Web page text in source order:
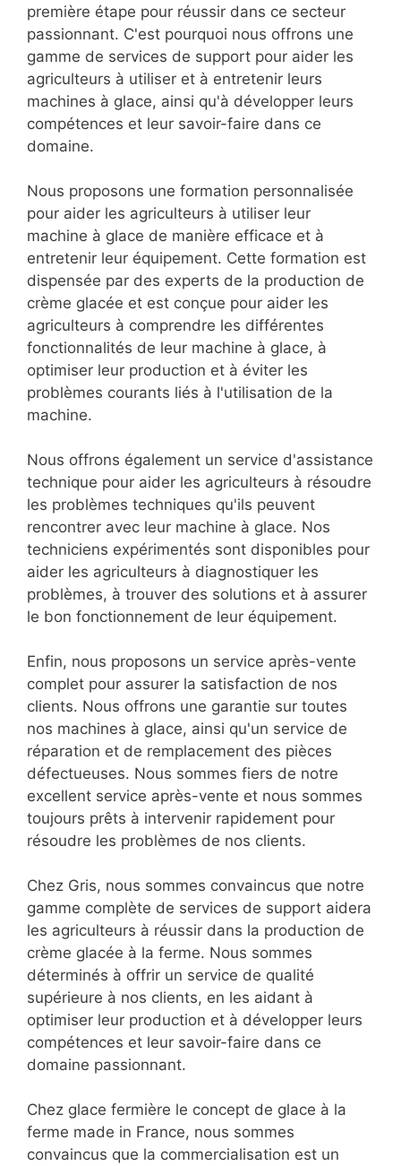
première étape pour réussir dans ce secteur
passionnant. C'est pourquoi nous offrons une
gamme de services de support pour aider les
agriculteurs à utiliser et à entretenir leurs
machines à glace, ainsi qu'à développer leurs
compétences et leur savoir-faire dans ce
domaine.
Nous proposons une formation personnalisée
pour aider les agriculteurs à utiliser leur
machine à glace de manière efficace et à
entretenir leur équipement. Cette formation est
dispensée par des experts de la production de
crème glacée et est conçue pour aider les
agriculteurs à comprendre les différentes
fonctionnalités de leur machine à glace, à
optimiser leur production et à éviter les
problèmes courants liés à l'utilisation de la
machine.
Nous offrons également un service d'assistance
technique pour aider les agriculteurs à résoudre
les problèmes techniques qu'ils peuvent
rencontrer avec leur machine à glace. Nos
techniciens expérimentés sont disponibles pour
aider les agriculteurs à diagnostiquer les
problèmes, à trouver des solutions et à assurer
le bon fonctionnement de leur équipement.
Enfin, nous proposons un service après-vente
complet pour assurer la satisfaction de nos
clients. Nous offrons une garantie sur toutes
nos machines à glace, ainsi qu'un service de
réparation et de remplacement des pièces
défectueuses. Nous sommes fiers de notre
excellent service après-vente et nous sommes
toujours prêts à intervenir rapidement pour
résoudre les problèmes de nos clients.
Chez Gris, nous sommes convaincus que notre
gamme complète de services de support aidera
les agriculteurs à réussir dans la production de
crème glacée à la ferme. Nous sommes
déterminés à offrir un service de qualité
supérieure à nos clients, en les aidant à
optimiser leur production et à développer leurs
compétences et leur savoir-faire dans ce
domaine passionnant.
Chez glace fermière le concept de glace à la
ferme made in France, nous sommes
convaincus que la commercialisation est un